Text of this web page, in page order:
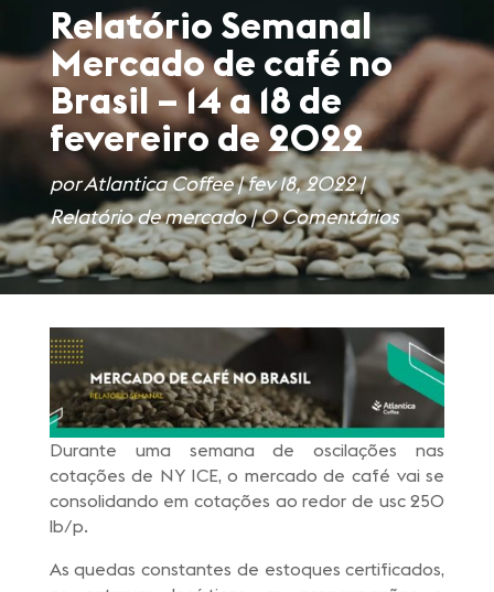
Relatório Semanal
Mercado de café no
Brasil – 14 a 18 de
fevereiro de 2022
porAtlantica Coffee|fev 18, 2022|
Relatório de mercado|0 Comentários
Durante uma semana de oscilações nas
cotações de NY ICE, o mercado de café vai se
consolidando em cotações ao redor de usc 250
lb/p.
As quedas constantes de estoques certificados,